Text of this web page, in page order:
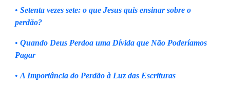
• Setenta vezes sete: o que Jesus quis ensinar sobre o
perdão?
• Quando Deus Perdoa uma Dívida que Não Poderíamos
Pagar
• A Importância do Perdão à Luz das Escrituras